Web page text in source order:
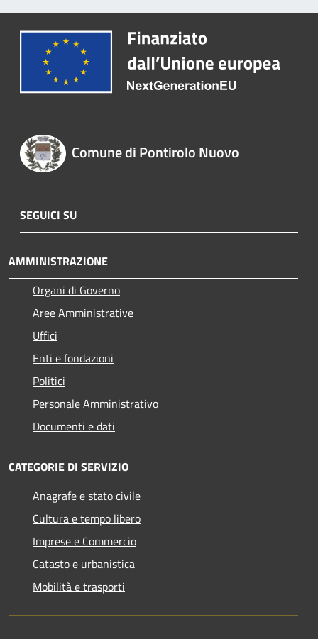
Comune di Pontirolo Nuovo
SEGUICI SU
AMMINISTRAZIONE
Organi di Governo
Aree Amministrative
Uffici
Enti e fondazioni
Politici
Personale Amministrativo
Documenti e dati
CATEGORIE DI SERVIZIO
Anagrafe e stato civile
Cultura e tempo libero
Imprese e Commercio
Catasto e urbanistica
Mobilità e trasporti